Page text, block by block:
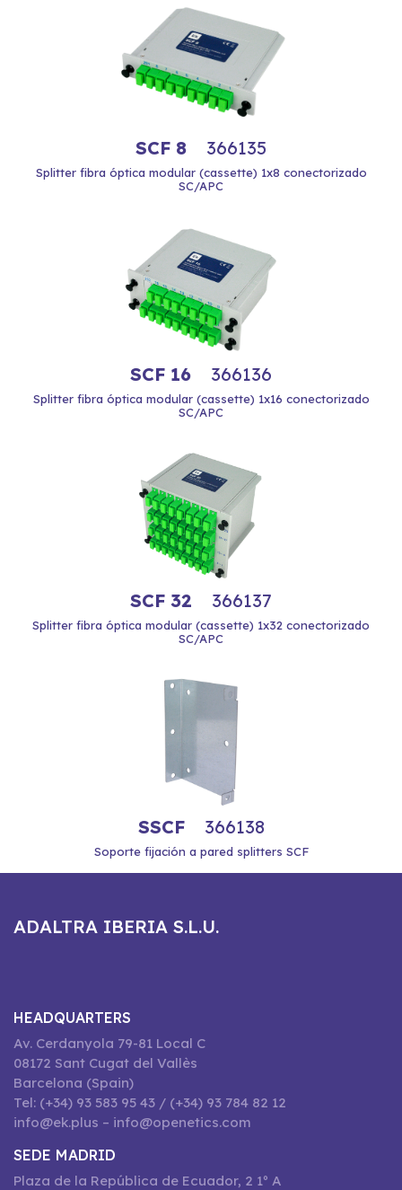
SCF 8 366135
Splitter fibra óptica modular (cassette) 1x8 conectorizado
SC/APC
SCF 16 366136
Splitter fibra óptica modular (cassette) 1x16 conectorizado
SC/APC
SCF 32 366137
Splitter fibra óptica modular (cassette) 1x32 conectorizado
SC/APC
SSCF 366138
Soporte fijación a pared splitters SCF
ADALTRA IBERIA S.L.U.
HEADQUARTERS
Av. Cerdanyola 79-81 Local C
08172 Sant Cugat del Vallès
Barcelona (Spain)
Tel: (+34) 93 583 95 43 / (+34) 93 784 82 12
info@ek.plus – info@openetics.com
SEDE MADRID
Plaza de la República de Ecuador, 2 1º A